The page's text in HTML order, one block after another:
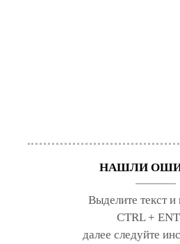
НАШЛИ
Выделите текст
CTRL +
далее следуйте